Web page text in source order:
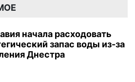
начала расходовать
запас воды из-за
Днестра